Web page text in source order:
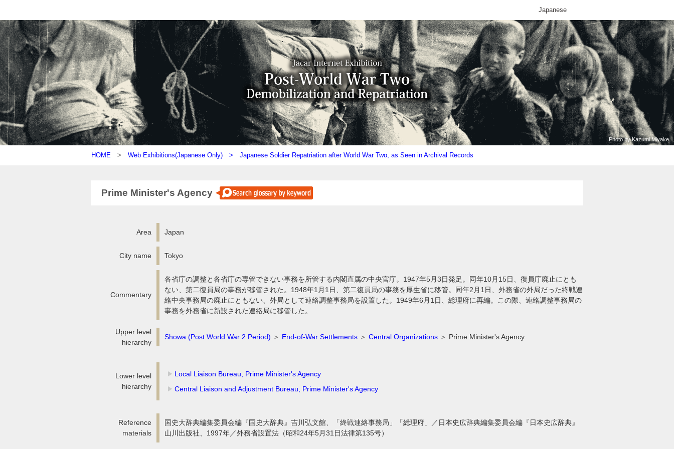
Japanese
Photo by Kazumi Miyake
HOME > Web Exhibitions(Japanese Only) > Japanese Soldier Repatriation after World War Two, as Seen in Archival Records
Prime Minister's Agency
Area Japan
City name Tokyo
Commentary
各省庁の調整と各省庁の専管できない事務を所管する内閣直属の中央官庁。1947年5月3日発足。同年10月15日、復員庁廃止にとも
ない、第二復員局の事務が移管された。1948年1月1日、第二復員局の事務を厚生省に移管。同年2月1日、外務省の外局だった終戦連
絡中央事務局の廃止にともない、外局として連絡調整事務局を設置した。1949年6月1日、総理府に再編。この際、連絡調整事務局の
事務を外務省に新設された連絡局に移管した。
Upper level
hierarchy
Showa (Post World War 2 Period) ＞ End-of-War Settlements ＞ Central Organizations ＞ Prime Minister's Agency
Lower level
hierarchy
Local Liaison Bureau, Prime Minister's Agency
Central Liaison and Adjustment Bureau, Prime Minister's Agency
Reference
materials
国史大辞典編集委員会編『国史大辞典』吉川弘文館、「終戦連絡事務局」「総理府」／日本史広辞典編集委員会編『日本史広辞典』
山川出版社、1997年／外務省設置法（昭和24年5月31日法律第135号）